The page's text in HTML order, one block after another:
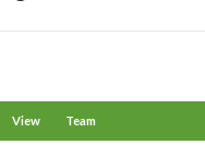
View Team